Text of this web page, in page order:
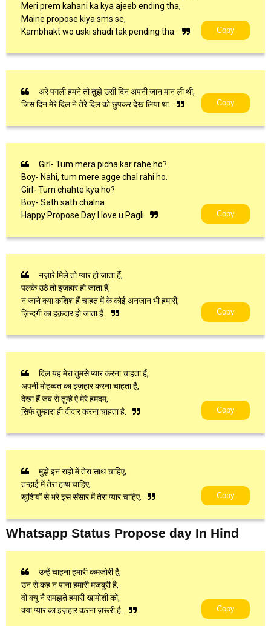
Meri prem kahani ka kya ajeeb ending tha,
Maine propose kiya sms se,
Kambhakt wo uski shadi tak pending tha.
Copy
अरे पगली हमने तो तुझे उसी दिन अपनी जान मान ली थी,
जिस दिन मेरे दिल ने तेरे दिल को छुपकर देख लिया था.
Copy
Girl- Tum mera picha kar rahe ho?
Boy- Nahi, tum mere agge chal rahi ho.
Girl- Tum chahte kya ho?
Boy- Sath sath chalna
Happy Propose Day I love u Pagli
Copy
नज़ारे मिले तो प्यार हो जाता हैं,
पलके उठे तो इज़हार हो जाता हैं,
न जाने क्या कशिश हैं चाहत में के कोई अनजान भी हमारी,
ज़िन्दगी का हक़दार हो जाता हैं.
Copy
दिल यह मेरा तुमसे प्यार करना चाहता हैं,
अपनी मोहब्बत का इज़हार करना चाहता है,
देखा हैं जब से तुम्हे ऐ मेरे हमदम,
सिर्फ तुम्हारा ही दीदार करना चाहता है.
Copy
मुझे इन राहों में तेरा साथ चाहिए,
तन्हाई में तेरा हाथ चाहिए,
खुशियों से भरे इस संसार में तेरा प्यार चाहिए.
Copy
Whatsapp Status Propose day In Hind
उन्हें चाहना हमारी कमजोरी है,
उन से कह न पाना हमारी मजबूरी है,
वो क्यू नै समझते हमारी खामोशी को,
क्या प्यार का इज़हार करना ज़रूरी है.
Copy